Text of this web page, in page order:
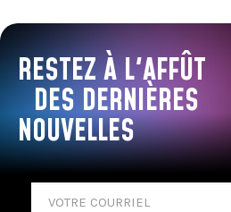
RESTEZ À L'AFFÛT
DES DERNIÈRES
NOUVELLES